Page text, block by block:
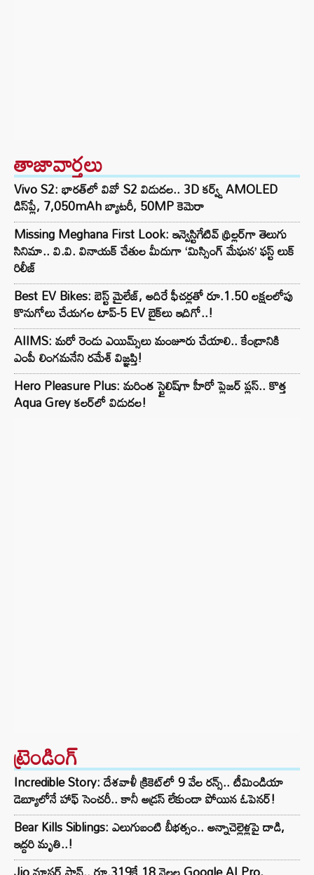
తాజావార్తలు
Vivo S2: భారత్‌లో వివో S2 విడుదల.. 3D కర్వ్డ్ AMOLED
డిస్‌ప్లే, 7,050mAh బ్యాటరీ, 50MP కెమెరా
Missing Meghana First Look: ఇన్వెస్టిగేటివ్ థ్రిల్లర్‌గా తెలుగు
సినిమా.. వి.వి. వినాయక్ చేతుల మీదుగా ‘మిస్సింగ్ మేఘన’ ఫస్ట్ లుక్
రిలీజ్
Best EV Bikes: బెస్ట్ మైలేజ్, అదిరే ఫీచర్లతో రూ.1.50 లక్షలలోపు
కొనుగోలు చేయగల టాప్-5 EV బైక్‌లు ఇదిగో..!
AIIMS: మరో రెండు ఎయిమ్స్‌లు మంజూరు చేయాలి.. కేంద్రానికి
ఎంపీ లింగమనేని రమేశ్ విజ్ఞప్తి!
Hero Pleasure Plus: మరింత స్టైలిష్‌గా హీరో ప్లెజర్ ప్లస్.. కొత్త
Aqua Grey కలర్‌లో విడుదల!
ట్రెండింగ్‌
Incredible Story: దేశవాళీ క్రికెట్‌లో 9 వేల రన్స్.. టీమిండియా
డెబ్యూలోనే హాఫ్ సెంచరీ.. కానీ అడ్రస్ లేకుండా పోయిన ఓపెనర్!
Bear Kills Siblings: ఎలుగుబంటి బీభత్సం.. అన్నాచెల్లెళ్లపై దాడి,
ఇద్దరి మృతి..!